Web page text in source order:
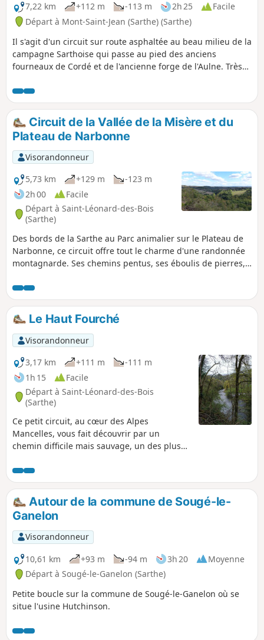
7,22 km
+112 m -113 m 2h 25
Facile
Départ à Mont-Saint-Jean (Sarthe) (Sarthe)
Il s'agit d'un circuit sur route asphaltée au beau milieu de la
campagne Sarthoise qui passe au pied des anciens
fourneaux de Cordé et de l'ancienne forge de l'Aulne. Très
au sec.
Circuit de la Vallée de la Misère et du
Plateau de Narbonne
Visorandonneur
5,73 km
+129 m
-123 m
2h 00
Facile
Départ à Saint-Léonard-des-Bois
(Sarthe)
Des bords de la Sarthe au Parc animalier sur le Plateau de
Narbonne, ce circuit offre tout le charme d'une randonnée
montagnarde. Ses chemins pentus, ses éboulis de pierres,
panoramiques ; Vallée de la Misère, Haut-Fourché, Manoir
de l'Linthe et le village de Saint-Léonard-des-Bois
confirment cette impression. La visite de l'église et deux
maisons typiques clôturent ce parcours à 98% sur chemins
de terre.
Le Haut Fourché
Visorandonneur
3,17 km
+111 m
-111 m
1h 15
Facile
Départ à Saint-Léonard-des-Bois
(Sarthe)
Ce petit circuit, au cœur des Alpes
Mancelles, vous fait découvrir par un
chemin difficile mais sauvage, un des plus
Sarthe et le village de Saint-Léonard-des-
Bois, blotti au pied du Plateau de Narbonne.
Autour de la commune de Sougé-le-
Ganelon
Visorandonneur
10,61 km
+93 m -94 m 3h 20
Moyenne
Départ à Sougé-le-Ganelon (Sarthe)
Petite boucle sur la commune de Sougé-le-Ganelon où se
situe l'usine Hutchinson.